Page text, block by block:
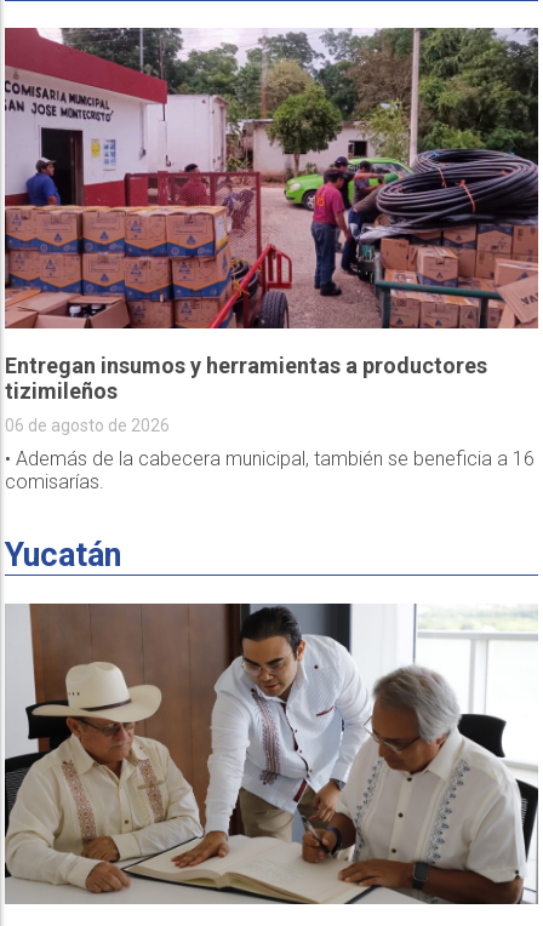
Entregan insumos y herramientas a productores
tizimileños
06 de agosto de 2026
• Además de la cabecera municipal, también se beneficia a 16
comisarías.
Yucatán